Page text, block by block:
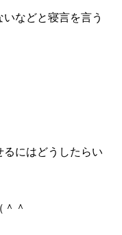
などと寝言を言う
にはどうしたらい
＾